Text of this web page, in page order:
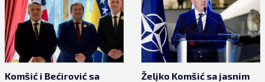
Komšić i Bećirović sa
Željko Komšić sa jasnim